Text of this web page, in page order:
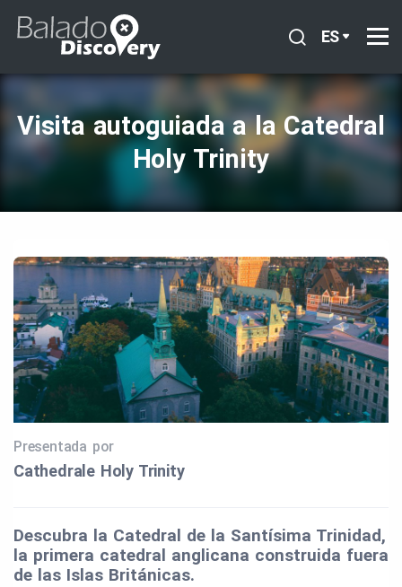
ES
Visita autoguiada a la Catedral
Holy Trinity
Presentada por
Cathedrale Holy Trinity
Descubra la Catedral de la Santísima Trinidad,
la primera catedral anglicana construida fuera
de las Islas Británicas.